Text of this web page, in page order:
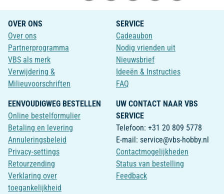
OVER ONS
Over ons
Partnerprogramma
VBS als merk
Verwijdering &
Milieuvoorschriften
SERVICE
Cadeaubon
Nodig vrienden uit
Nieuwsbrief
Ideeën & Instructies
FAQ
EENVOUDIGWEG BESTELLEN
Online bestelformulier
Betaling en levering
Annuleringsbeleid
Privacy-settings
Retourzending
Verklaring over
toegankelijkheid
UW CONTACT NAAR VBS
SERVICE
Telefoon: +31 20 809 5778
E-mail: service@vbs-hobby.nl
Contactmogelijkheden
Status van bestelling
Feedback